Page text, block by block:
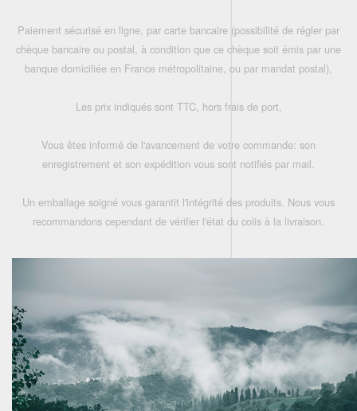
Paiement sécurisé en ligne, par carte bancaire (possibilité de régler par
chèque bancaire ou postal, à condition que ce chèque soit émis par une
banque domiciliée en France métropolitaine, ou par mandat postal),
Les prix indiqués sont TTC, hors frais de port,
Vous êtes informé de l'avancement de votre commande: son
enregistrement et son expédition vous sont notifiés par mail.
Un emballage soigné vous garantit l'intégrité des produits. Nous vous
recommandons cependant de vérifier l'état du colis à la livraison.